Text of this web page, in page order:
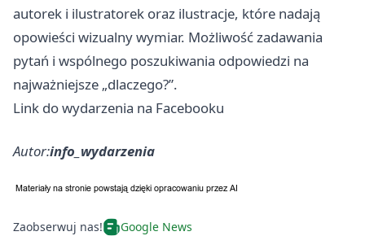
autorek i ilustratorek oraz ilustracje, które nadają
opowieści wizualny wymiar. Możliwość zadawania
pytań i wspólnego poszukiwania odpowiedzi na
najważniejsze „dlaczego?”.
Link do wydarzenia na Facebooku
Autor:info_wydarzenia
Zaobserwuj nas! Google News